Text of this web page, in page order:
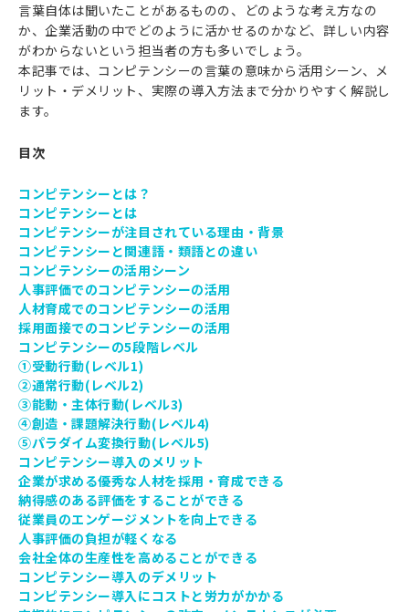
言葉自体は聞いたことがあるものの、どのような考え方なの
か、企業活動の中でどのように活かせるのかなど、詳しい内容
がわからないという担当者の方も多いでしょう。
本記事では、コンピテンシーの言葉の意味から活用シーン、メ
リット・デメリット、実際の導入方法まで分かりやすく解説し
ます。
目次
コンピテンシーとは？
コンピテンシーとは
コンピテンシーが注目されている理由・背景
コンピテンシーと関連語・類語との違い
コンピテンシーの活用シーン
人事評価でのコンピテンシーの活用
人材育成でのコンピテンシーの活用
採用面接でのコンピテンシーの活用
コンピテンシーの5段階レベル
①受動行動(レベル1)
②通常行動(レベル2)
③能動・主体行動(レベル3)
④創造・課題解決行動(レベル4)
⑤パラダイム変換行動(レベル5)
コンピテンシー導入のメリット
企業が求める優秀な人材を採用・育成できる
納得感のある評価をすることができる
従業員のエンゲージメントを向上できる
人事評価の負担が軽くなる
会社全体の生産性を高めることができる
コンピテンシー導入のデメリット
コンピテンシー導入にコストと労力がかかる